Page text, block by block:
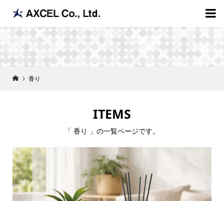

香り
ITEMS
「 香り 」の一覧ページです。